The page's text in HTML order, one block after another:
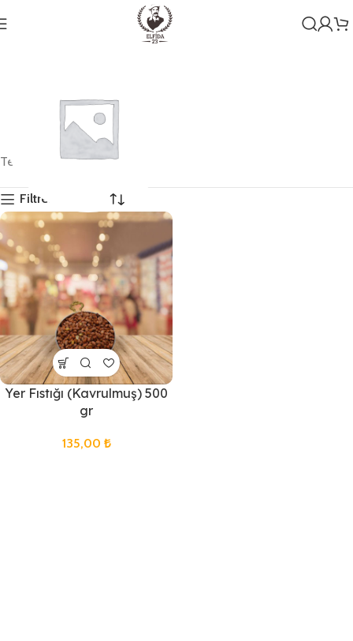
Genel
1 ürün
Tek bir sonuç gösteriliyor
Filtreleri Göster
Yer Fıstığı (Kavrulmuş) 500
gr
135,00 ₺